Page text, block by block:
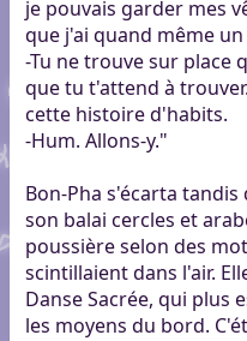
je pouvais garder mes
que j'ai quand même
-Tu ne trouve sur place
que tu t'attend à
cette histoire d'habits.
-Hum. Allons-y."
Bon-Pha s'écarta
son balai cercles et
poussière selon des
scintillaient dans l'air.
Danse Sacrée, qui plus
les moyens du bord.